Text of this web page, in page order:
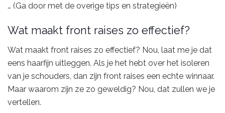
… (Ga door met de overige tips en strategieën)
Wat maakt front raises zo effectief?
Wat maakt front raises zo effectief? Nou, laat me je dat
eens haarfijn uitleggen. Als je het hebt over het isoleren
van je schouders, dan zijn front raises een echte winnaar.
Maar waarom zijn ze zo geweldig? Nou, dat zullen we je
vertellen.